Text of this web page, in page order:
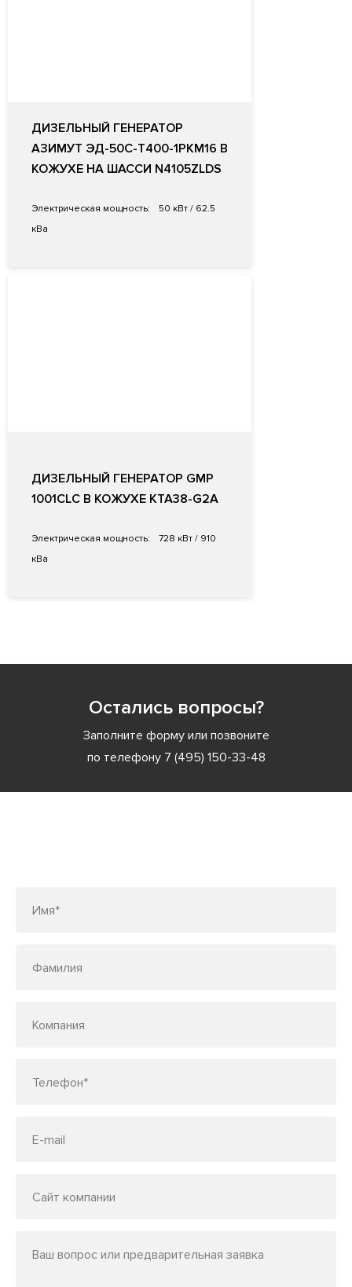
ДИЗЕЛЬНЫЙ ГЕНЕРАТОР
АЗИМУТ ЭД-50С-Т400-1РКМ16 В
КОЖУХЕ НА ШАССИ N4105ZLDS
Электрическая мощность:
50 кВт / 62.5
кВа
ДИЗЕЛЬНЫЙ ГЕНЕРАТОР GMP
1001CLC В КОЖУХЕ KTA38-G2A
Электрическая мощность:
728 кВт / 910
кВа
Остались вопросы?
Заполните форму или позвоните
по телефону 7 (495) 150-33-48
Имя*
Фамилия
Компания
Телефон*
E-mail
Сайт компании
Ваш вопрос или предварительная заявка